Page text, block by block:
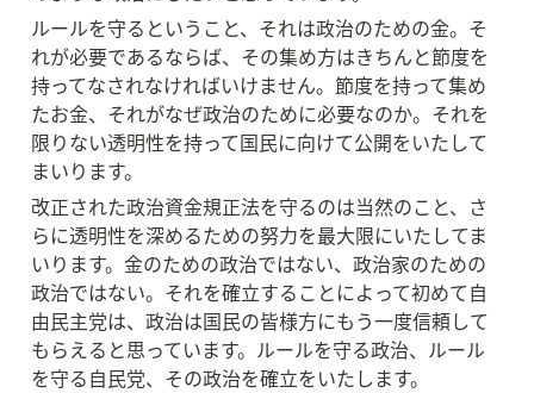
ルールを守るということ、それは政治のための金。そ
れが必要であるならば、その集め方はきちんと節度を
持ってなされなければいけません。節度を持って集め
たお金、それがなぜ政治のために必要なのか。それを
限りない透明性を持って国民に向けて公開をいたして
まいります。
改正された政治資金規正法を守るのは当然のこと、さ
らに透明性を深めるための努力を最大限にいたしてま
いります。金のための政治ではない、政治家のための
政治ではない。それを確立することによって初めて自
由民主党は、政治は国民の皆様方にもう一度信頼して
もらえると思っています。ルールを守る政治、ルール
を守る自民党、その政治を確立をいたします。